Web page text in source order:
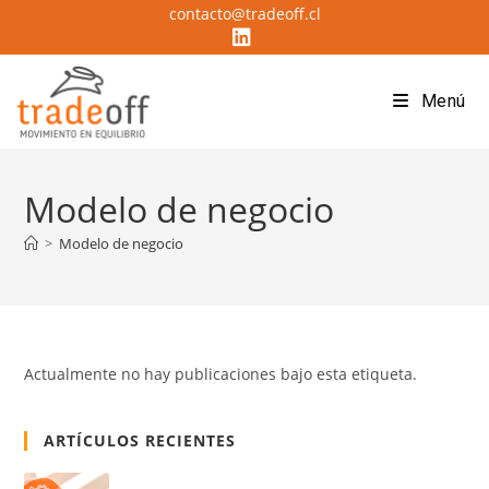
contacto@tradeoff.cl
Menú
Modelo de negocio
> Modelo de negocio
Actualmente no hay publicaciones bajo esta etiqueta.
ARTÍCULOS RECIENTES